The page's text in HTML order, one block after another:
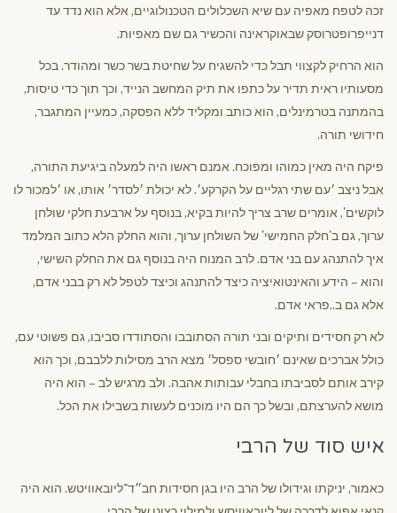
זכה לטפח מאפיה עם שיא השכלולים הטכנולוגיים, אלא הוא נדד עד
דנייפרופטרוסק שבאוקראינה והכשיר גם שם מאפיות.
הוא הרחיק לקצווי תבל כדי להשגיח על שחיטת בשר כשר ומהודר. בכל
מסעותיו ראית תדיר על כתפו את תיק המחשב הנייד, וכך תוך כדי טיסות,
בהמתנה בטרמינלים, הוא כותב ומקליד ללא הפסקה, כמעיין המתגבר,
חידושי תורה.
פיקח היה מאין כמוהו ומפוכח. אמנם ראשו היה למעלה ביגיעת התורה,
אבל ניצב ׳עם שתי רגליים על הקרקע׳. לא יכולת ׳לסדר׳ אותו, או ׳למכור לו
לוקשים', אומרים שרב צריך להיות בקיא, בנוסף על ארבעת חלקי שולחן
ערוך, גם ב'חלק החמישי' של השולחן ערוך, והוא החלק הלא כתוב המלמד
איך להתנהג עם בני אדם. לרב המנוח היה בנוסף גם את החלק השישי,
והוא – הידע והאינטואיציה כיצד להתנהג וכיצד לטפל לא רק בבני אדם,
אלא גם ב..פראי אדם.
לא רק חסידים ותיקים ובני תורה הסתובבו והסתודדו סביבו, גם פשוטי עם,
כולל אברכים שאינם ׳חובשי ספסל׳ מצא הרב מסילות ללבבם, וכך הוא
קירב אותם לסביבתו בחבלי עבותות אהבה. ולב מרגיש לב – הוא היה
מושא להערצתם, ובשל כך הם היו מוכנים לעשות בשבילו את הכל.
איש סוד של הרבי
כאמור, יניקתו וגידולו של הרב היו בגן חסידות חב״ד־ליובאוויטש. הוא היה